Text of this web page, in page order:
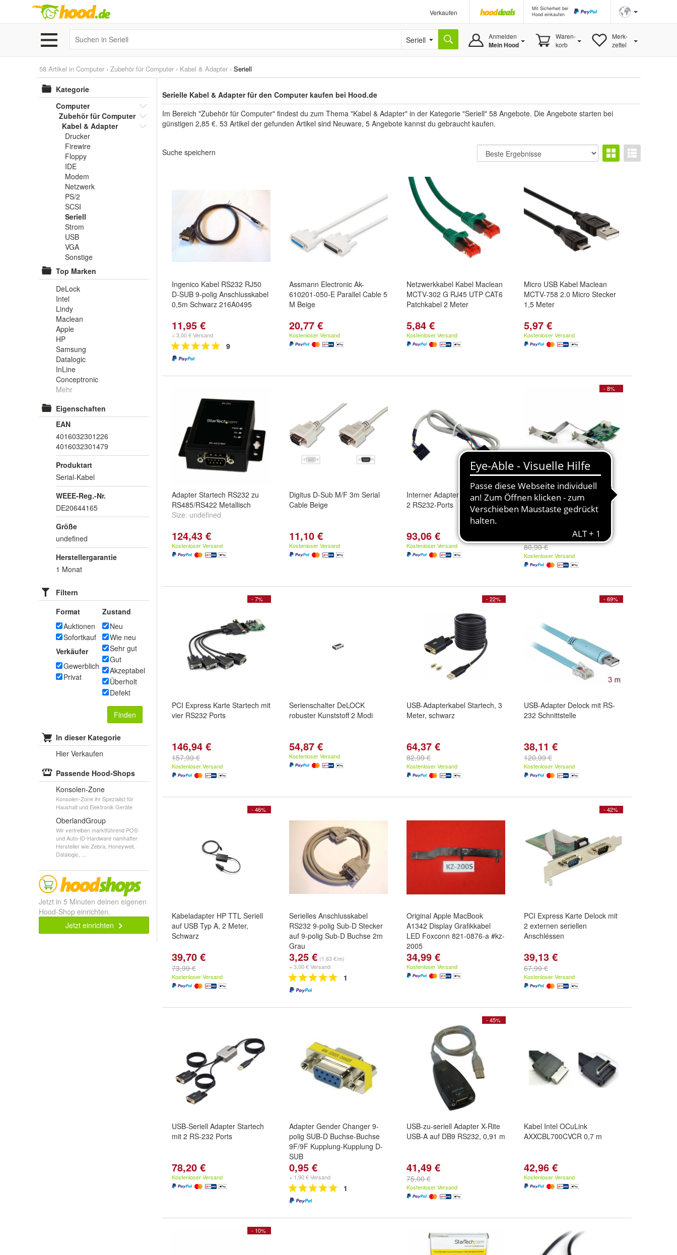
Verkaufen
Mit Sicherheit bei
Hood einkaufen
Seriell Anmelden
Mein Hood
Waren-
korb
Merk-
zettel
58 Artikel in Computer › Zubehör für Computer › Kabel & Adapter › Seriell
Kategorie
Computer
Zubehör für Computer
Kabel & Adapter
Drucker
Firewire
Floppy
IDE
Modem
Netzwerk
PS/2
SCSI
Seriell
Strom
USB
VGA
Sonstige
Top Marken
DeLock
Intel
Lindy
Maclean
Apple
HP
Samsung
Datalogic
InLine
Conceptronic
Mehr
Eigenschaften
EAN
4016032301226
4016032301479
Produktart
Serial-Kabel
WEEE-Reg.-Nr.
DE20644165
Größe
undefined
Herstellergarantie
1 Monat
Filtern
Format
Auktionen
Sofortkauf
Verkäufer
Gewerblich
Privat
Zustand
Neu
Wie neu
Sehr gut
Gut
Akzeptabel
Überholt
Defekt
Finden
In dieser Kategorie
Hier Verkaufen
Passende Hood-Shops
Konsolen-Zone
Konsolen-Zone ihr Spezialist für
Haushalt und Elektronik Geräte
OberlandGroup
Wir vertreiben marktführend POS-
und Auto-ID-Hardware namhafter
Hersteller wie Zebra, Honeywell,
Datalogic, ...
Jetzt in 5 Minuten deinen eigenen
Hood-Shop einrichten.
Jetzt einrichten
Serielle Kabel & Adapter für den Computer kaufen bei Hood.de
Im Bereich "Zubehör für Computer" findest du zum Thema "Kabel & Adapter" in der Kategorie "Seriell" 58 Angebote. Die Angebote starten bei
günstigen 2,85 €. 53 Artikel der gefunden Artikel sind Neuware, 5 Angebote kannst du gebraucht kaufen.
Suche speichern
Ingenico Kabel RS232 RJ50
D-SUB 9-polig Anschlusskabel
0,5m Schwarz 216A0495
11,95 €
+ 3,00 € Versand
9
Assmann Electronic Ak-
610201-050-E Parallel Cable 5
M Beige
20,77 €
Kostenloser Versand
Netzwerkkabel Kabel Maclean
MCTV-302 G RJ45 UTP CAT6
Patchkabel 2 Meter
5,84 €
Kostenloser Versand
Micro USB Kabel Maclean
MCTV-758 2.0 Micro Stecker
1,5 Meter
5,97 €
Kostenloser Versand
Adapter Startech RS232 zu
RS485/RS422 Metallisch
Size: undefined
124,43 €
Kostenloser Versand
Digitus D-Sub M/F 3m Serial
Cable Beige
11,10 €
Kostenloser Versand
Interner Adapter StarTech mit
2 RS232-Ports
93,06 €
Kostenloser Versand
- 8%
Serielle PCI Express Karte
Startech mit UART 16950
80,99 €
Kostenloser Versand
- 7%
PCI Express Karte Startech mit
vier RS232 Ports
146,94 €
157,99 €
Kostenloser Versand
Serienschalter DeLOCK
robuster Kunststoff 2 Modi
54,87 €
Kostenloser Versand
- 22%
USB-Adapterkabel Startech, 3
Meter, schwarz
64,37 €
82,99 €
Kostenloser Versand
- 69%
USB-Adapter Delock mit RS-
232 Schnittstelle
38,11 €
120,99 €
Kostenloser Versand
- 46%
Kabeladapter HP TTL Seriell
auf USB Typ A, 2 Meter,
Schwarz
39,70 €
73,99 €
Kostenloser Versand
Serielles Anschlusskabel
RS232 9-polig Sub-D Stecker
auf 9-polig Sub-D Buchse 2m
Grau
3,25 € (1,63 €/m)
+ 3,00 € Versand
1
Original Apple MacBook
A1342 Display Grafikkabel
LED Foxconn 821-0876-a #kz-
2005
34,99 €
Kostenloser Versand
- 42%
PCI Express Karte Delock mit
2 externen seriellen
Anschléssen
39,13 €
67,99 €
Kostenloser Versand
USB-Seriell Adapter Startech
mit 2 RS-232 Ports
78,20 €
Kostenloser Versand
Adapter Gender Changer 9-
polig SUB-D Buchse-Buchse
9F/9F Kupplung-Kupplung D-
SUB
0,95 €
+ 1,90 € Versand
1
- 45%
USB-zu-seriell Adapter X-Rite
USB-A auf DB9 RS232, 0,91 m
41,49 €
75,00 €
Kostenloser Versand
Kabel Intel OCuLink
AXXCBL700CVCR 0,7 m
42,96 €
Kostenloser Versand
- 10%